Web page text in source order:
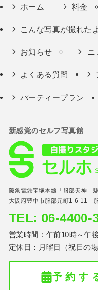
ホーム 料金
こんな写真が撮れたよ
お知らせ ニ
よくある質問
パーティープラン
新感覚のセルフ写真館
阪急電鉄宝塚本線「服部天神」
大阪府豊中市服部元町1-6-11
TEL: 06-4400-
営業時間：午前10時～午
定休日：月曜日（祝日の
予 約 す